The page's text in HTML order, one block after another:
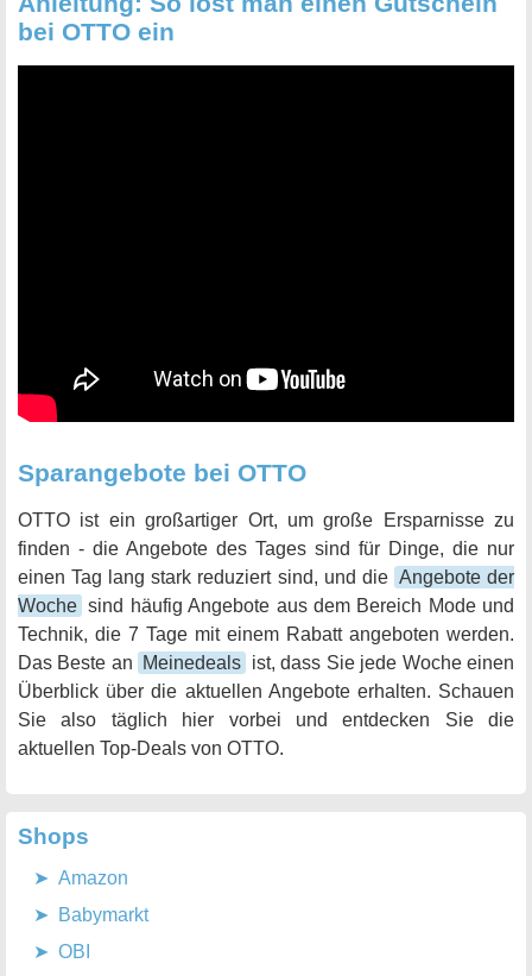
bei OTTO ein
Sparangebote bei OTTO
OTTO ist ein großartiger Ort, um große Ersparnisse zu
finden - die Angebote des Tages sind für Dinge, die nur
einen Tag lang stark reduziert sind, und die Angebote der
Woche sind häufig Angebote aus dem Bereich Mode und
Technik, die 7 Tage mit einem Rabatt angeboten werden.
Das Beste an
Meinedeals ist, dass Sie jede Woche einen
Überblick über die aktuellen Angebote erhalten. Schauen
Sie also täglich hier vorbei und entdecken Sie die
aktuellen Top-Deals von OTTO.
Shops
Amazon
Babymarkt
OBI